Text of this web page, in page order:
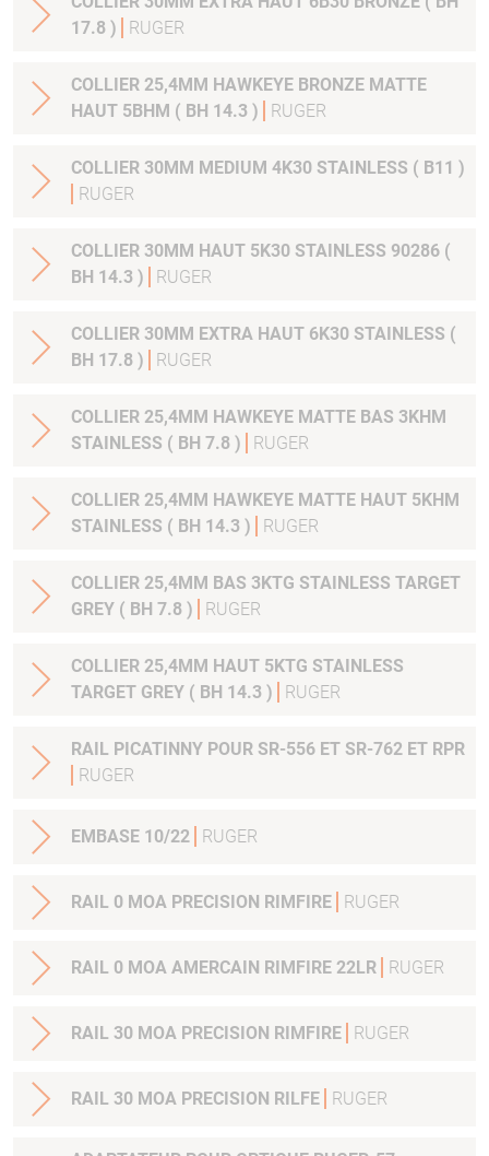
17.8 )
RUGER
COLLIER 25,4MM HAWKEYE BRONZE MATTE
HAUT 5BHM ( BH 14.3 )
RUGER
COLLIER 30MM MEDIUM 4K30 STAINLESS ( B11 )
RUGER
COLLIER 30MM HAUT 5K30 STAINLESS 90286 (
BH 14.3 )
RUGER
COLLIER 30MM EXTRA HAUT 6K30 STAINLESS (
BH 17.8 )
RUGER
COLLIER 25,4MM HAWKEYE MATTE BAS 3KHM
STAINLESS ( BH 7.8 )
RUGER
COLLIER 25,4MM HAWKEYE MATTE HAUT 5KHM
STAINLESS ( BH 14.3 )
RUGER
COLLIER 25,4MM BAS 3KTG STAINLESS TARGET
GREY ( BH 7.8 )
RUGER
COLLIER 25,4MM HAUT 5KTG STAINLESS
TARGET GREY ( BH 14.3 )
RUGER
RAIL PICATINNY POUR SR-556 ET SR-762 ET RPR
RUGER
EMBASE 10/22 RUGER
RAIL 0 MOA PRECISION RIMFIRE RUGER
RAIL 0 MOA AMERCAIN RIMFIRE 22LR RUGER
RAIL 30 MOA PRECISION RIMFIRE RUGER
RAIL 30 MOA PRECISION RILFE RUGER